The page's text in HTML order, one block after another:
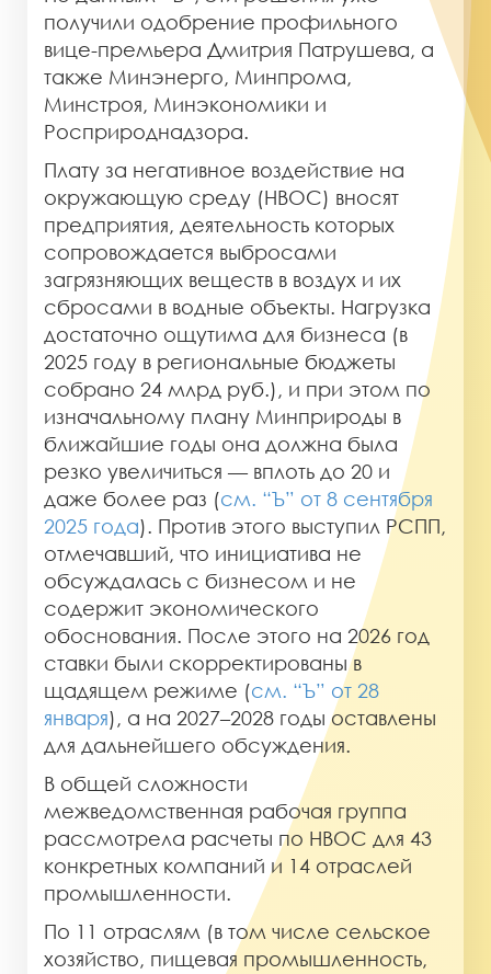
получили одобрение профильного
вице-премьера Дмитрия Патрушева, а
также Минэнерго, Минпрома,
Минстроя, Минэкономики и
Росприроднадзора.
Плату за негативное воздействие на
окружающую среду (НВОС) вносят
предприятия, деятельность которых
сопровождается выбросами
загрязняющих веществ в воздух и их
сбросами в водные объекты. Нагрузка
достаточно ощутима для бизнеса (в
2025 году в региональные бюджеты
собрано 24 млрд руб.), и при этом по
изначальному плану Минприроды в
ближайшие годы она должна была
резко увеличиться — вплоть до 20 и
даже более раз (см. “Ъ” от 8 сентября
2025 года). Против этого выступил РСПП,
отмечавший, что инициатива не
обсуждалась с бизнесом и не
содержит экономического
обоснования. После этого на 2026 год
ставки были скорректированы в
щадящем режиме (см. “Ъ” от 28
января), а на 2027–2028 годы оставлены
для дальнейшего обсуждения.
В общей сложности
межведомственная рабочая группа
рассмотрела расчеты по НВОС для 43
конкретных компаний и 14 отраслей
промышленности.
По 11 отраслям (в том числе сельское
хозяйство, пищевая промышленность,